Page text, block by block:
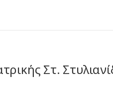
Στ.